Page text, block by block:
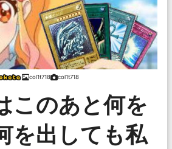
col1t718 col1t718
このあと何を
を出しても私